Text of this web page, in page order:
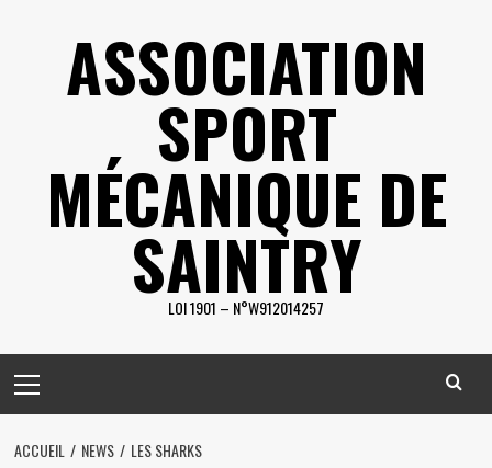
ASSOCIATION
SPORT
MÉCANIQUE DE
SAINTRY
LOI 1901 – N°W912014257
Menu
ACCUEIL NEWS LES SHARKS